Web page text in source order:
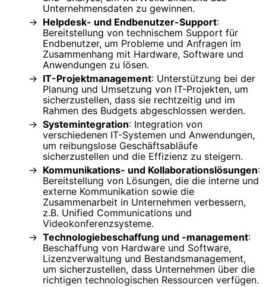
Unternehmensdaten zu gewinnen.
Helpdesk- und Endbenutzer-Support:
Bereitstellung von technischem Support für
Endbenutzer, um Probleme und Anfragen im
Zusammenhang mit Hardware, Software und
Anwendungen zu lösen.
IT-Projektmanagement: Unterstützung bei der
Planung und Umsetzung von IT-Projekten, um
sicherzustellen, dass sie rechtzeitig und im
Rahmen des Budgets abgeschlossen werden.
Systemintegration: Integration von
verschiedenen IT-Systemen und Anwendungen,
um reibungslose Geschäftsabläufe
sicherzustellen und die Effizienz zu steigern.
Kommunikations- und Kollaborationslösungen:
Bereitstellung von Lösungen, die die interne und
externe Kommunikation sowie die
Zusammenarbeit in Unternehmen verbessern,
z.B. Unified Communications und
Videokonferenzsysteme.
Technologiebeschaffung und -management:
Beschaffung von Hardware und Software,
Lizenzverwaltung und Bestandsmanagement,
um sicherzustellen, dass Unternehmen über die
richtigen technologischen Ressourcen verfügen.